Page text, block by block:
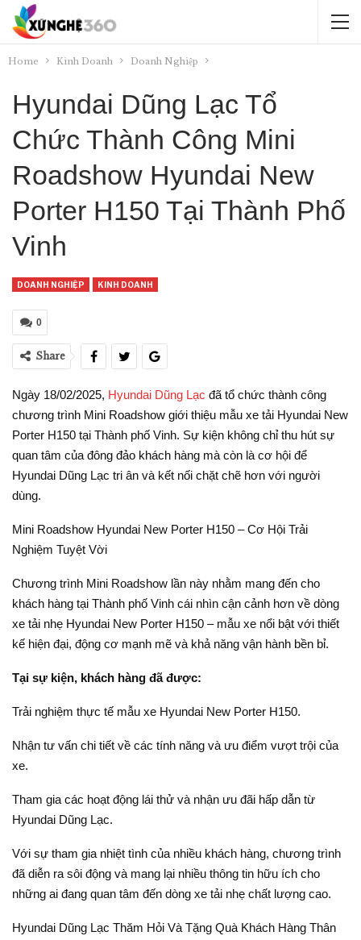
Home Kinh Doanh Doanh Nghiệp
Hyundai Dũng Lạc Tổ
Chức Thành Công Mini
Roadshow Hyundai New
Porter H150 Tại Thành Phố
Vinh
DOANH NGHIỆP KINH DOANH
0
Share
Ngày 18/02/2025, Hyundai Dũng Lạc đã tổ chức thành công
chương trình Mini Roadshow giới thiệu mẫu xe tải Hyundai New
Porter H150 tại Thành phố Vinh. Sự kiện không chỉ thu hút sự
quan tâm của đông đảo khách hàng mà còn là cơ hội để
Hyundai Dũng Lạc tri ân và kết nối chặt chẽ hơn với người
dùng.
Mini Roadshow Hyundai New Porter H150 – Cơ Hội Trải
Nghiệm Tuyệt Vời
Chương trình Mini Roadshow lần này nhằm mang đến cho
khách hàng tại Thành phố Vinh cái nhìn cận cảnh hơn về dòng
xe tải nhẹ Hyundai New Porter H150 – mẫu xe nổi bật với thiết
kế hiện đại, động cơ mạnh mẽ và khả năng vận hành bền bỉ.
Tại sự kiện, khách hàng đã được:
Trải nghiệm thực tế mẫu xe Hyundai New Porter H150.
Nhận tư vấn chi tiết về các tính năng và ưu điểm vượt trội của
xe.
Tham gia các hoạt động lái thử và nhận ưu đãi hấp dẫn từ
Hyundai Dũng Lạc.
Với sự tham gia nhiệt tình của nhiều khách hàng, chương trình
đã diễn ra sôi động và mang lại nhiều thông tin hữu ích cho
những ai đang quan tâm đến dòng xe tải nhẹ chất lượng cao.
Hyundai Dũng Lạc Thăm Hỏi Và Tặng Quà Khách Hàng Thân